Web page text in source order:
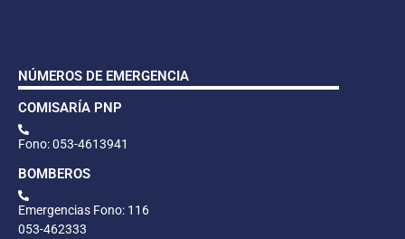
NÚMEROS DE EMERGENCIA
COMISARÍA PNP
Fono: 053-4613941
BOMBEROS
Emergencias Fono: 116
053-462333